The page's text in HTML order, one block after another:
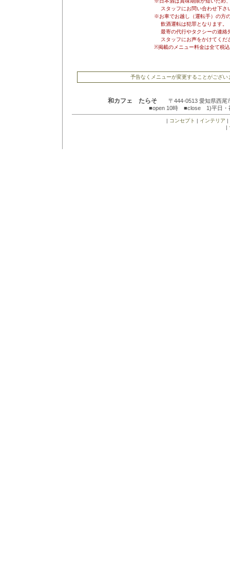
スタッフにお問い合わせ下さ
※お車でお越し（運転手）の方
飲酒運転は犯罪となります。
最寄の代行やタクシーの連絡
スタッフにお声をかけてくだ
※掲載のメニュー料金は全て税
予告なくメニューが変更することがござい
和カフェ たらそ 〒444-0513 愛知県西
■open 10時 ■close 1)平日・
| コンセプト | インテリア |
|